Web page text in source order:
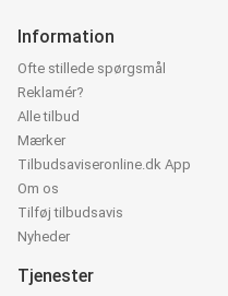
Information
Ofte stillede spørgsmål
Reklamér?
Alle tilbud
Mærker
Tilbudsaviseronline.dk App
Om os
Tilføj tilbudsavis
Nyheder
Tjenester